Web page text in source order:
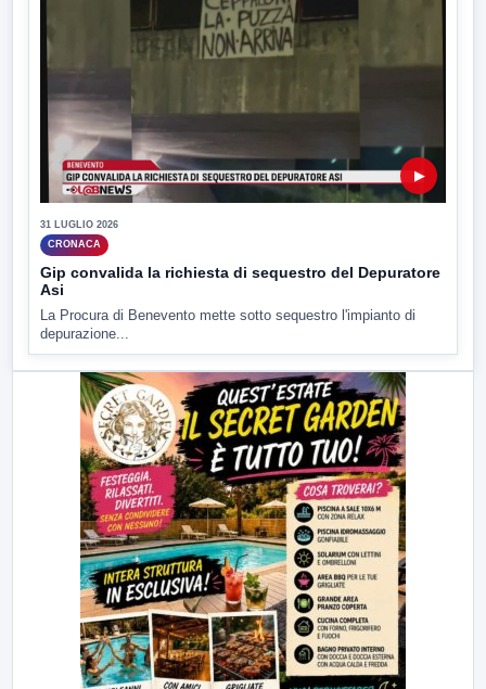
▶
31 LUGLIO 2026
CRONACA
Gip convalida la richiesta di sequestro del Depuratore
Asi
La Procura di Benevento mette sotto sequestro l'impianto di
depurazione...